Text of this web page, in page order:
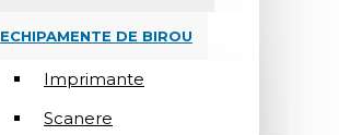
ECHIPAMENTE DE BIROU
Imprimante
Scanere